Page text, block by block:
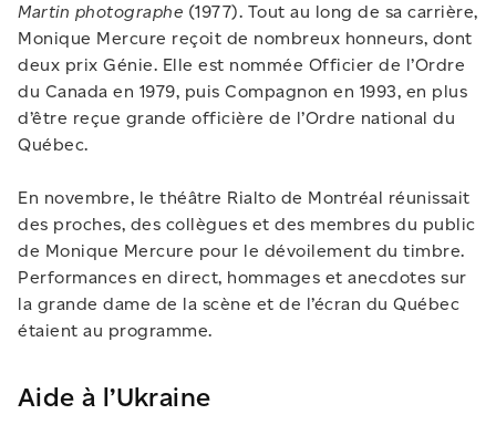
Martin photographe (1977). Tout au long de sa carrière,
Monique Mercure reçoit de nombreux honneurs, dont
deux prix Génie. Elle est nommée Officier de l’Ordre
du Canada en 1979, puis Compagnon en 1993, en plus
d’être reçue grande officière de l’Ordre national du
Québec.
En novembre, le théâtre Rialto de Montréal réunissait
des proches, des collègues et des membres du public
de Monique Mercure pour le dévoilement du timbre.
Performances en direct, hommages et anecdotes sur
la grande dame de la scène et de l’écran du Québec
étaient au programme.
Aide à l’Ukraine